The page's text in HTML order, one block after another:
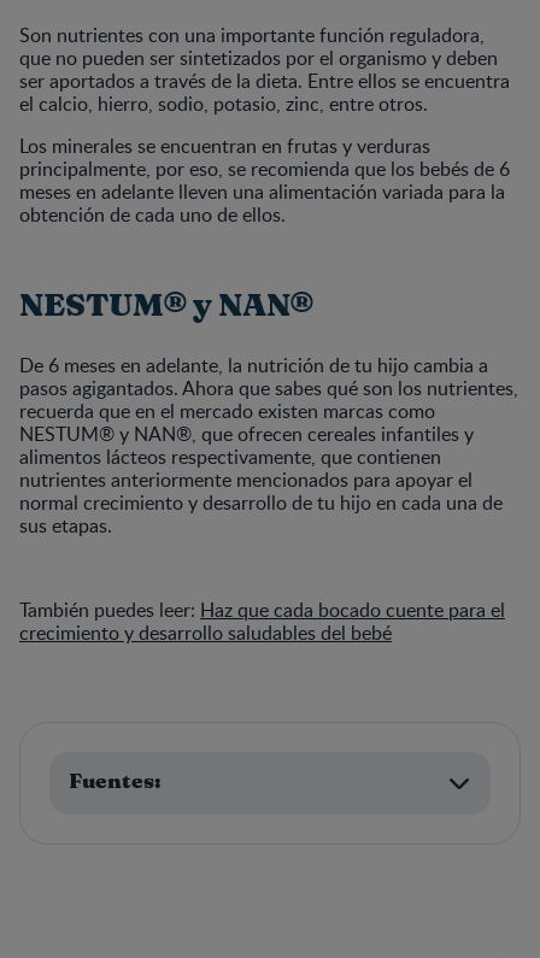
Son nutrientes con una importante función reguladora,
que no pueden ser sintetizados por el organismo y deben
ser aportados a través de la dieta. Entre ellos se encuentra
el calcio, hierro, sodio, potasio, zinc, entre otros.
Los minerales se encuentran en frutas y verduras
principalmente, por eso, se recomienda que los bebés de 6
meses en adelante lleven una alimentación variada para la
obtención de cada uno de ellos.
NESTUM® y NAN®
De 6 meses en adelante, la nutrición de tu hijo cambia a
pasos agigantados. Ahora que sabes qué son los nutrientes,
recuerda que en el mercado existen marcas como
NESTUM® y NAN®, que ofrecen cereales infantiles y
alimentos lácteos respectivamente, que contienen
nutrientes anteriormente mencionados para apoyar el
normal crecimiento y desarrollo de tu hijo en cada una de
sus etapas.
También puedes leer: Haz que cada bocado cuente para el
crecimiento y desarrollo saludables del bebé
Fuentes: